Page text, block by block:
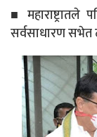
■
सर्वसाधारण सभेत